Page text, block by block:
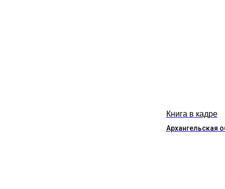
Книга в кадре
Архангельская